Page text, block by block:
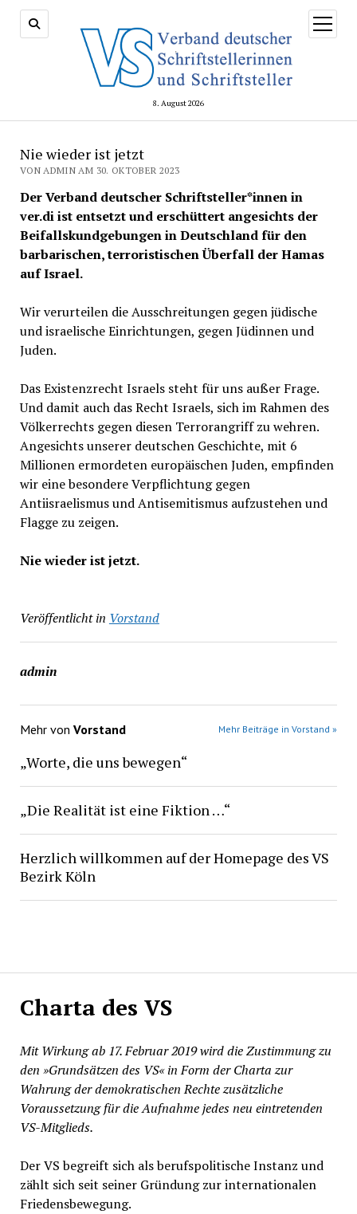
8. August 2026
Menü
öffnen
Charta des VS
Mit Wirkung ab 17. Februar 2019 wird die Zustimmung zu
den »Grundsätzen des VS« in Form der Charta zur
Wahrung der demokratischen Rechte zusätzliche
Voraussetzung für die Aufnahme jedes neu eintretenden
VS-Mitglieds.
Der VS begreift sich als berufspolitische Instanz und
zählt sich seit seiner Gründung zur internationalen
Friedensbewegung.
Nie wieder ist jetzt
VON ADMIN AM 30. OKTOBER 2023
Der Verband deutscher Schriftsteller*innen in
ver.di ist entsetzt und erschüttert angesichts der
Beifallskundgebungen in Deutschland für den
barbarischen, terroristischen Überfall der Hamas
auf Israel.
Wir verurteilen die Ausschreitungen gegen jüdische
und israelische Einrichtungen, gegen Jüdinnen und
Juden.
Das Existenzrecht Israels steht für uns außer Frage.
Und damit auch das Recht Israels, sich im Rahmen des
Völkerrechts gegen diesen Terrorangriff zu wehren.
Angesichts unserer deutschen Geschichte, mit 6
Millionen ermordeten europäischen Juden, empfinden
wir eine besondere Verpflichtung gegen
Antiisraelismus und Antisemitismus aufzustehen und
Flagge zu zeigen.
Nie wieder ist jetzt.
Veröffentlicht in Vorstand
admin
Mehr von Vorstand Mehr Beiträge in Vorstand »
„Worte, die uns bewegen“
„Die Realität ist eine Fiktion …“
Herzlich willkommen auf der Homepage des VS
Bezirk Köln